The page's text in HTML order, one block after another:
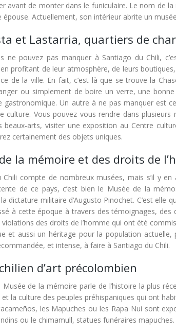
avant de monter dans le funiculaire. Le nom de
épouse. Actuellement, son intérieur abrite un
et Lastarria, quartiers de
ne pouvez pas manquer à Santiago du Chili,
profitant de leur atmosphère, de leurs
de la ville. En fait, c’est là que se trouve la
ou simplement de boire un verre, une
gastronomique. Un autre à ne pas manquer est
culture. Vous pouvez vous rendre dans
beaux-arts, visiter une exposition au Centre
certainement des objets uniques.
la mémoire et des droits de
Chili compte de nombreux musées, mais s’il y
de ce pays, c’est bien le Musée de la
la dictature militaire d’Augusto Pinochet. C’est
à cette époque à travers des témoignages,
violations des droits de l’homme qui ont été
et aussi un héritage pour la population
et intense, à faire à Santiago du Chili.
d’art précolombien
de la mémoire parle de l’histoire la plus
et la culture des peuples préhispaniques qui ont
les Mapuches ou les Rapa Nui sont
ou le chimamull, statues funéraires mapuches.